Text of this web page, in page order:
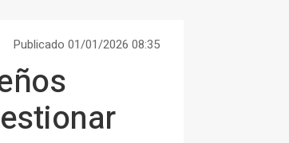
Publicado 01/01/2026 08:35